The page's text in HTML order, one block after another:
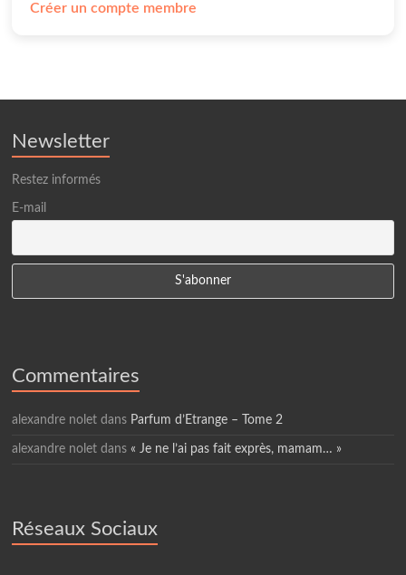
Créer un compte membre
Newsletter
Restez informés
E-mail
Commentaires
alexandre nolet dans Parfum d’Etrange – Tome 2
alexandre nolet dans « Je ne l’ai pas fait exprès, mamam… »
Réseaux Sociaux